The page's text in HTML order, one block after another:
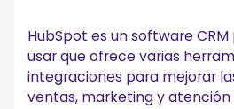
HubSpot es un software
usar que ofrece varias
integraciones para mejorar
ventas, marketing y atención